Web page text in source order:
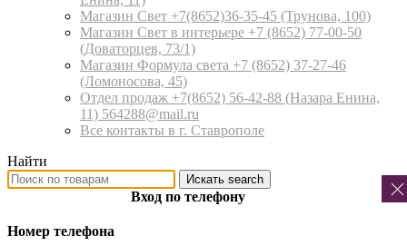
Магазин Свет +7(8652)36-35-45 (Трунова, 100)
Магазин Свет в интерьере +7 (8652) 77-00-50
(Доваторцев, 73/1)
Магазин Формула света +7 (8652) 37-27-46
(Ломоносова, 45)
Отдел продаж +7(8652) 56-42-88 (Назара Енина,
11) 564288@mail.ru
Все контакты в г. Ставрополе
Найти
Искать search
Вход по телефону
Номер телефона